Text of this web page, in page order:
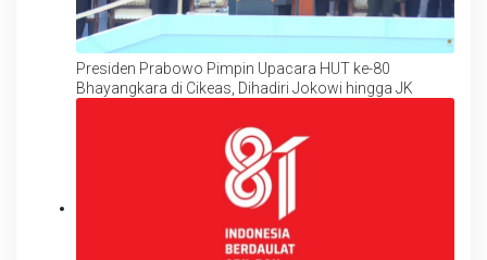
Presiden Prabowo Pimpin Upacara HUT ke-80
Bhayangkara di Cikeas, Dihadiri Jokowi hingga JK